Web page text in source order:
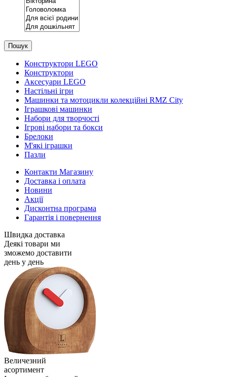
Пошук
Конструктори LEGO
Конструктори
Аксесуари LEGO
Настільні ігри
Машинки та мотоцикли колекційні RMZ City
Іграшкові машинки
Набори для творчості
Ігрові набори та бокси
Брелоки
М'які іграшки
Пазли
Контакти Магазину
Доставка і оплата
Новини
Акції
Дисконтна програма
Гарантія і повернення
Швидка доставка
Деякі товари ми
зможемо доставити
день у день
Величезний
асортимент